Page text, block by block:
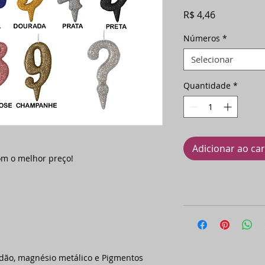
o melhor preço!
magnésio metálico e Pigmentos
R$ 4,46Preço
Números *
Selecionar
Quantidade *
Adicionar ao